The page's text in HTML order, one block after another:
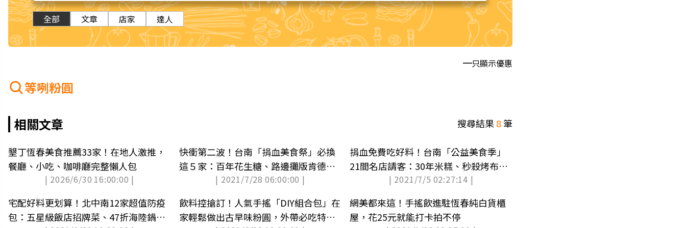
全部 文章 店家 達人
只顯示優惠
等咧粉圓
相關文章 搜尋結果8筆
墾丁恆春美食推薦33家！在地人激推，
餐廳、小吃、咖啡廳完整懶人包
| 2026/6/30 16:00:00 |
快衝第二波！台南「捐血美食祭」必換
這５家：百年花生糖、路邊攤版肯德
基、芒果瀑布冰| 2021/7/28 06:00:00 |
捐血免費吃好料！台南「公益美食季」
21間名店請客：30年米糕、秒殺烤布
蕾、藍帶豬排| 2021/7/5 02:27:14 |
宅配好料更划算！北中南12家超值防疫
包：五星級飯店招牌菜、47折海陸鍋、
飲料控搶訂！人氣手搖「DIY組合包」在
家輕鬆做出古早味粉圓，外帶必吃特調
網美都來這！手搖飲進駐恆春純白貨櫃
屋，花25元就能打卡拍不停